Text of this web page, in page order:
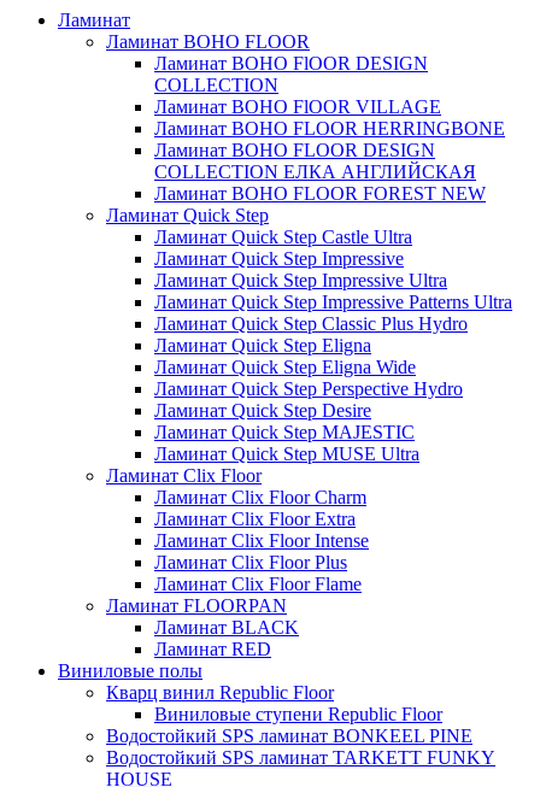
Ламинат
Ламинат BOHO FLOOR
Ламинат BOHO FlOOR DESIGN
COLLECTION
Ламинат BOHO FlOOR VILLAGE
Ламинат BOHO FLOOR HERRINGBONE
Ламинат BOHO FLOOR DESIGN
COLLECTION ЕЛКА АНГЛИЙСКАЯ
Ламинат BOHO FLOOR FOREST NEW
Ламинат Quick Step
Ламинат Quick Step Castle Ultra
Ламинат Quick Step Impressive
Ламинат Quick Step Impressive Ultra
Ламинат Quick Step Impressive Patterns Ultra
Ламинат Quick Step Classic Plus Hydro
Ламинат Quick Step Eligna
Ламинат Quick Step Eligna Wide
Ламинат Quick Step Perspective Hydro
Ламинат Quick Step Desire
Ламинат Quick Step MAJESTIC
Ламинат Quick Step MUSE Ultra
Ламинат Clix Floor
Ламинат Clix Floor Charm
Ламинат Clix Floor Extra
Ламинат Clix Floor Intense
Ламинат Clix Floor Plus
Ламинат Clix Floor Flame
Ламинат FLOORPAN
Ламинат BLACK
Ламинат RED
Виниловые полы
Кварц винил Republic Floor
Виниловые ступени Republic Floor
Водостойкий SPS ламинат BONKEEL PINE
Водостойкий SPS ламинат TARKETT FUNKY
HOUSE